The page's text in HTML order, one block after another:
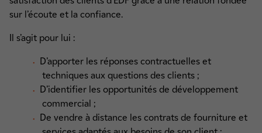
sur l’écoute et la confiance.
Il s’agit pour lui :
D’apporter les réponses contractuelles et
techniques aux questions des clients ;
D’identifier les opportunités de développement
commercial ;
De vendre à distance les contrats de fourniture et